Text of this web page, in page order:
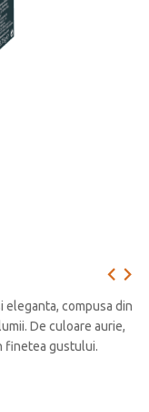
eleganta, compusa din
De culoare aurie,
finetea gustului.